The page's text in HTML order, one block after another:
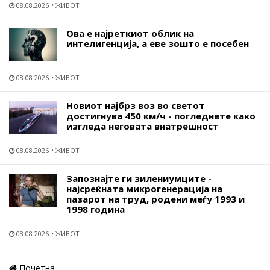
08.08.2026 ЖИВОТ
Ова е најреткиот облик на
интелигенција, а еве зошто е посебен
08.08.2026 ЖИВОТ
Новиот најбрз воз во светот
достигнува 450 км/ч - погледнете како
изгледа неговата внатрешност
08.08.2026 ЖИВОТ
Запознајте ги зилениумците -
најсреќната микрогенерација на
пазарот на труд, родени меѓу 1993 и
1998 година
08.08.2026 ЖИВОТ